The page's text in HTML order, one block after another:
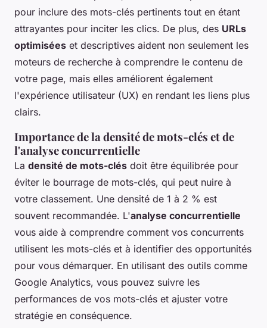
pour inclure des mots-clés pertinents tout en étant
attrayantes pour inciter les clics. De plus, des URLs
optimisées et descriptives aident non seulement les
moteurs de recherche à comprendre le contenu de
votre page, mais elles améliorent également
l'expérience utilisateur (UX) en rendant les liens plus
clairs.
Importance de la densité de mots-clés et de
l'analyse concurrentielle
La densité de mots-clés doit être équilibrée pour
éviter le bourrage de mots-clés, qui peut nuire à
votre classement. Une densité de 1 à 2 % est
souvent recommandée. L'analyse concurrentielle
vous aide à comprendre comment vos concurrents
utilisent les mots-clés et à identifier des opportunités
pour vous démarquer. En utilisant des outils comme
Google Analytics, vous pouvez suivre les
performances de vos mots-clés et ajuster votre
stratégie en conséquence.